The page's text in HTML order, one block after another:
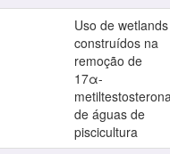
Uso de wetlands
construídos na
remoção de
17α-
metiltestosterona
de águas de
piscicultura